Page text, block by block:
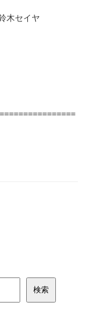
セイヤ